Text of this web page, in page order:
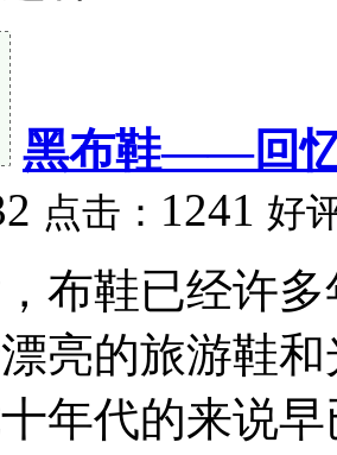
黑布鞋——回
点击： 1241 好
布鞋已经许
亮的旅游鞋
年代的来说